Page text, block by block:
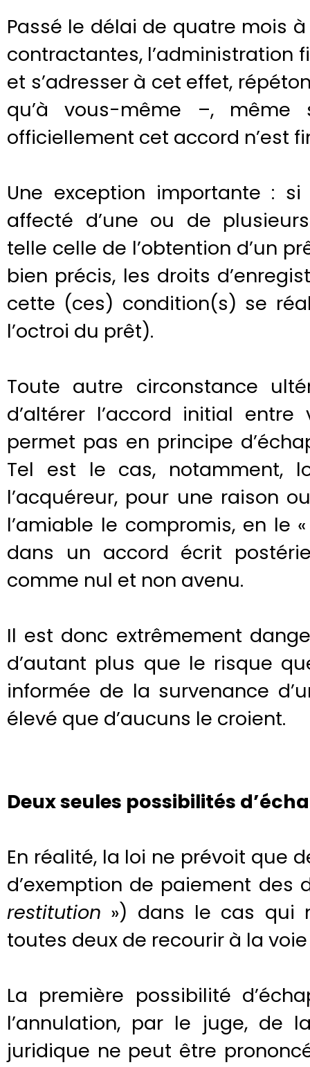
Passé le délai de quatre mois
contractantes, l’administration
et s’adresser à cet effet,
qu’à vous-même –, même
officiellement cet accord n’est
Une exception importante :
affecté d’une ou de
telle celle de l’obtention d’un
bien précis, les droits
cette (ces) condition(s) se
l’octroi du prêt).
Toute autre circonstance
d’altérer l’accord initial
permet pas en principe
Tel est le cas, notamment,
l’acquéreur, pour une raison
l’amiable le compromis, en le
dans un accord écrit
comme nul et non avenu.
Il est donc extrêmement
d’autant plus que le risque
informée de la survenance
élevé que d’aucuns le croient.
Deux seules possibilités
En réalité, la loi ne prévoit que
d’exemption de paiement
restitution ») dans le cas qui
toutes deux de recourir à la
La première possibilité
l’annulation, par le juge, de
juridique ne peut être